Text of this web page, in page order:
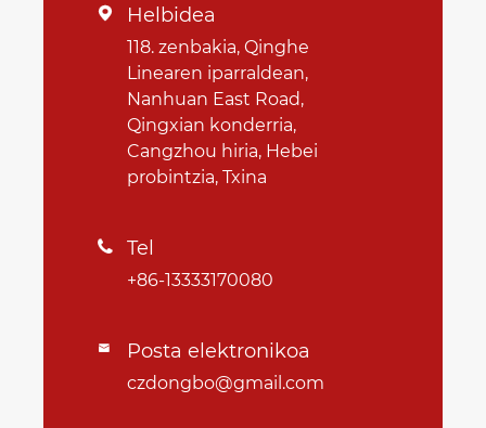
 Helbidea
118. zenbakia, Qinghe
Linearen iparraldean,
Nanhuan East Road,
Qingxian konderria,
Cangzhou hiria, Hebei
probintzia, Txina
 Tel
+86-13333170080
 Posta elektronikoa
czdongbo@gmail.com